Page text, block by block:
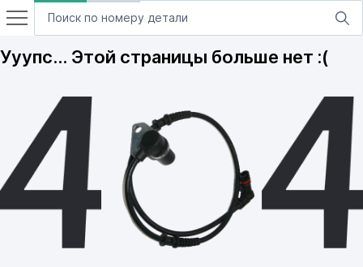
Ууупс… Этой страницы больше нет :(